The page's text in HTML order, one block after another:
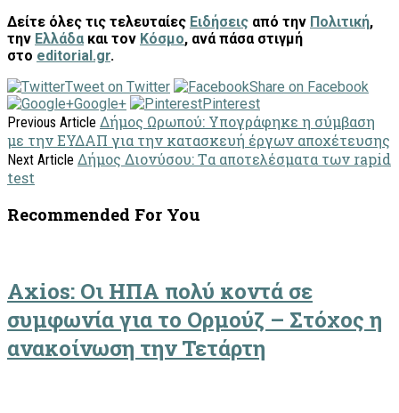
Δείτε όλες τις τελευταίες Ειδήσεις από την Πολιτική,
την Ελλάδα και τον Κόσμο, ανά πάσα στιγμή
στο editorial.gr.
Tweet on Twitter
Share on Facebook
Google+
Pinterest
Previous Article Δήμος Ωρωπού: Υπογράφηκε η σύμβαση
με την ΕΥΔΑΠ για την κατασκευή έργων αποχέτευσης
Next Article Δήμος Διονύσου: Tα αποτελέσματα των rapid
test
Recommended For You
Axios: Οι ΗΠΑ πολύ κοντά σε
συμφωνία για το Ορμούζ – Στόχος η
ανακοίνωση την Τετάρτη